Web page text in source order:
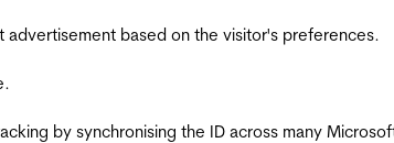
based on the visitor's preferences.
by synchronising the ID across many